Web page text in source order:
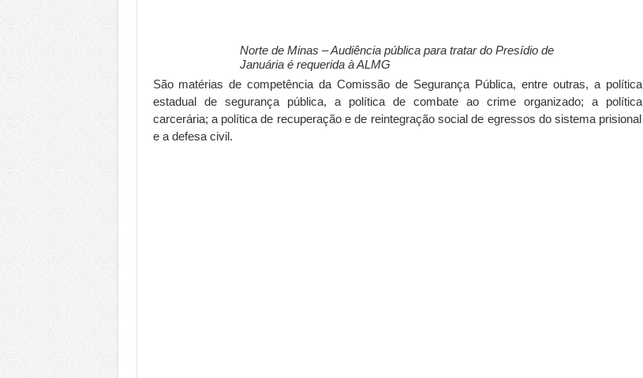
Norte de Minas – Audiência pública para tratar do Presídio de
Januária é requerida à ALMG
São matérias de competência da Comissão de Segurança Pública, entre outras, a política
estadual de segurança pública, a política de combate ao crime organizado; a política
carcerária; a política de recuperação e de reintegração social de egressos do sistema prisional
e a defesa civil.